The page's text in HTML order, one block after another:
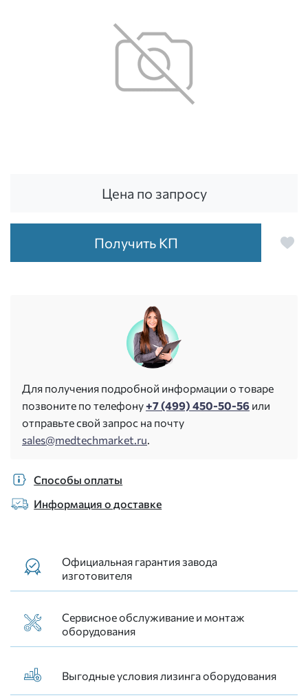
Цена по запросу
Получить КП
Для получения подробной информации о товаре
позвоните по телефону+7 (499) 450-50-56 или
отправьте свой запрос на почту
sales@medtechmarket.ru.
Способы оплаты
Информация о доставке
Официальная гарантия завода
изготовителя
Сервисное обслуживание и монтаж
оборудования
Выгодные условия лизинга оборудования